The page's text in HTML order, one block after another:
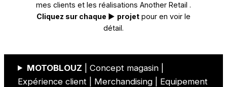
mes clients et les réalisations Another Retail .
Cliquez sur chaque ► projet pour en voir le
détail.
MOTOBLOUZ | Concept magasin |
Expérience client | Merchandising | Equipement